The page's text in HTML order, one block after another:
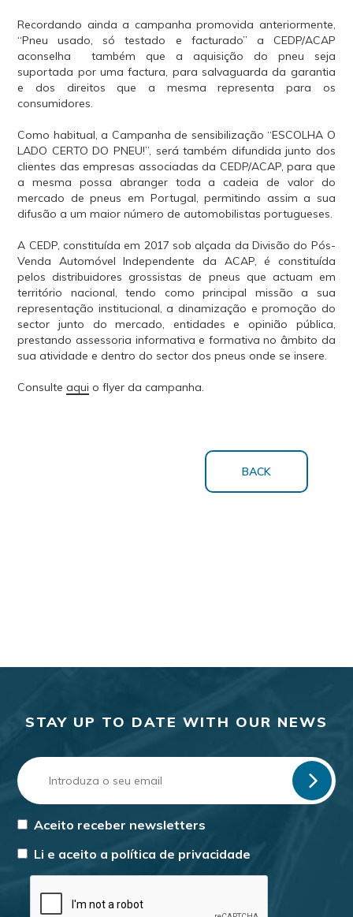
Recordando ainda a campanha promovida anteriormente,
“Pneu usado, só testado e facturado” a CEDP/ACAP
aconselha também que a aquisição do pneu seja
suportada por uma factura, para salvaguarda da garantia
e dos direitos que a mesma representa para os
consumidores.
Como habitual, a Campanha de sensibilização “ESCOLHA O
LADO CERTO DO PNEU!”, será também difundida junto dos
clientes das empresas associadas da CEDP/ACAP, para que
a mesma possa abranger toda a cadeia de valor do
mercado de pneus em Portugal, permitindo assim a sua
difusão a um maior número de automobilistas portugueses.
A CEDP, constituída em 2017 sob alçada da Divisão do Pós-
Venda Automóvel Independente da ACAP, é constituída
pelos distribuidores grossistas de pneus que actuam em
território nacional, tendo como principal missão a sua
representação institucional, a dinamização e promoção do
sector junto do mercado, entidades e opinião pública,
prestando assessoria informativa e formativa no âmbito da
sua atividade e dentro do sector dos pneus onde se insere.
Consulteaqui o flyer da campanha.
BACK
STAY UP TO DATE WITH OUR NEWS
Aceito receber newsletters
Li e aceito a política de privacidade